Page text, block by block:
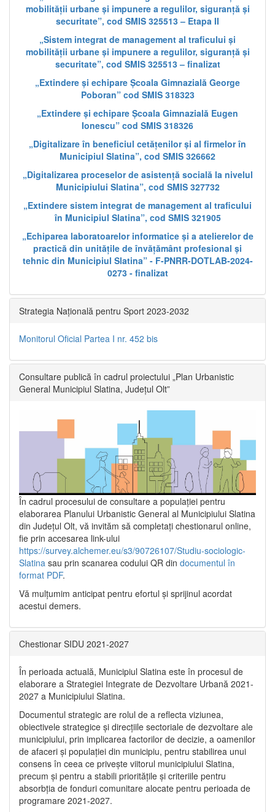
mobilității urbane și impunere a regulilor, siguranță și
securitate”, cod SMIS 325513 – Etapa II
„Sistem integrat de management al traficului și
mobilității urbane și impunere a regulilor, siguranță și
securitate”, cod SMIS 325513 – finalizat
„Extindere și echipare Școala Gimnazială George
Poboran” cod SMIS 318323
„Extindere și echipare Școala Gimnazială Eugen
Ionescu” cod SMIS 318326
„Digitalizare în beneficiul cetățenilor și al firmelor în
Municipiul Slatina”, cod SMIS 326662
„Digitalizarea proceselor de asistență socială la nivelul
Municipiului Slatina”, cod SMIS 327732
„Extindere sistem integrat de management al traficului
în Municipiul Slatina”, cod SMIS 321905
„Echiparea laboratoarelor informatice și a atelierelor de
practică din unitățile de învățământ profesional și
tehnic din Municipiul Slatina” - F-PNRR-DOTLAB-2024-
0273 - finalizat
Strategia Națională pentru Sport 2023-2032
Monitorul Oficial Partea I nr. 452 bis
Consultare publică în cadrul proiectului „Plan Urbanistic
General Municipiul Slatina, Județul Olt”
În cadrul procesului de consultare a populaţiei pentru
elaborarea Planului Urbanistic General al Municipiului Slatina
din Județul Olt, vă invităm să completați chestionarul online,
fie prin accesarea link-ului
https://survey.alchemer.eu/s3/90726107/Studiu-sociologic-
Slatina sau prin scanarea codului QR din documentul în
format PDF.
Vă mulţumim anticipat pentru efortul şi sprijinul acordat
acestui demers.
Chestionar SIDU 2021-2027
În perioada actuală, Municipiul Slatina este în procesul de
elaborare a Strategiei Integrate de Dezvoltare Urbană 2021‐
2027 a Municipiului Slatina.
Documentul strategic are rolul de a reflecta viziunea,
obiectivele strategice și direcțiile sectoriale de dezvoltare ale
municipiului, prin implicarea factorilor de decizie, a oamenilor
de afaceri și populației din municipiu, pentru stabilirea unui
consens în ceea ce privește viitorul municipiului Slatina,
precum și pentru a stabili prioritățile și criteriile pentru
absorbția de fonduri comunitare alocate pentru perioada de
programare 2021-2027.